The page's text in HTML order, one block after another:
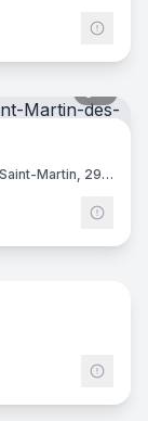
Centre Commercial G.La Galerie, Boulevard Saint-Martin, 29600 Saint-Martin-des-Champs
6